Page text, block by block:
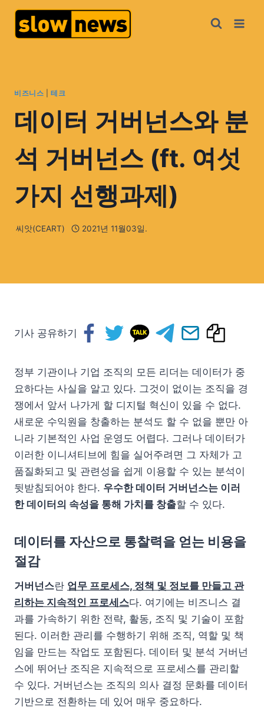
비즈니스 |테크
데이터 거버넌스와 분
석 거버넌스 (ft. 여섯
가지 선행과제)
씨앗(CEART) 2021년 11월03일.
기사 공유하기
정부 기관이나 기업 조직의 모든 리더는 데이터가 중
요하다는 사실을 알고 있다. 그것이 없이는 조직을 경
쟁에서 앞서 나가게 할 디지털 혁신이 있을 수 없다.
새로운 수익원을 창출하는 분석도 할 수 없을 뿐만 아
니라 기본적인 사업 운영도 어렵다. 그러나 데이터가
이러한 이니셔티브에 힘을 실어주려면 그 자체가 고
품질화되고 및 관련성을 쉽게 이용할 수 있는 분석이
뒷받침되어야 한다. 우수한 데이터 거버넌스는 이러
한 데이터의 속성을 통해 가치를 창출할 수 있다.
데이터를 자산으로 통찰력을 얻는 비용을
절감
거버넌스란 업무 프로세스, 정책 및 정보를 만들고 관
리하는 지속적인 프로세스다. 여기에는 비즈니스 결
과를 가속하기 위한 전략, 활동, 조직 및 기술이 포함
된다. 이러한 관리를 수행하기 위해 조직, 역할 및 책
임을 만드는 작업도 포함된다. 데이터 및 분석 거버넌
스에 뛰어난 조직은 지속적으로 프로세스를 관리할
수 있다. 거버넌스는 조직의 의사 결정 문화를 데이터
기반으로 전환하는 데 있어 매우 중요하다.